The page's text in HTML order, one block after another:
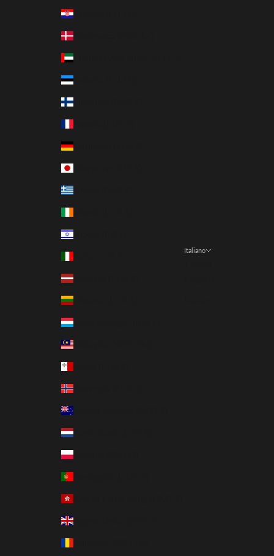
Croazia (EUR €)
Danimarca (DKK kr.)
Estonia (EUR €)
Finlandia (EUR €)
Germania (EUR €)
Grecia (EUR €)
Israele (ILS ₪)
Lettonia (EUR €)
Lituania (EUR €)
Lussemburgo (EUR €)
Malaysia (MYR RM)
Norvegia (EUR €)
Paesi Bassi (EUR €)
Polonia (PLN zł)
Regno Unito (GBP £)
Italiano